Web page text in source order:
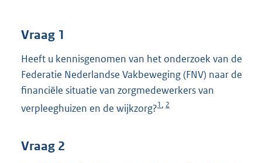
Vraag 1
Heeft u kennisgenomen van het onderzoek van de
Federatie Nederlandse Vakbeweging (FNV) naar de
financiële situatie van zorgmedewerkers van
verpleeghuizen en de wijkzorg?1, 2
Vraag 2